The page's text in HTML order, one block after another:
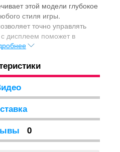
этой модели глубокое
стиля игры.
точно управлять
дисплеем поможет в
инструмента в любых
0